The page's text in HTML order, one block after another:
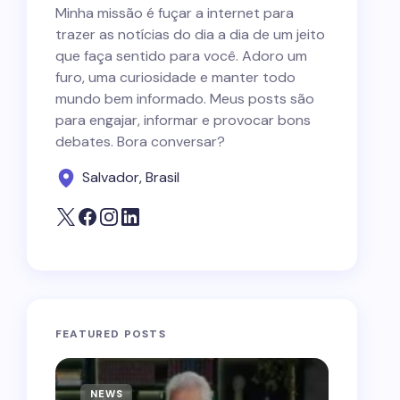
Minha missão é fuçar a internet para
trazer as notícias do dia a dia de um jeito
que faça sentido para você. Adoro um
furo, uma curiosidade e manter todo
mundo bem informado. Meus posts são
para engajar, informar e provocar bons
debates. Bora conversar?
Salvador, Brasil
FEATURED POSTS
NEWS